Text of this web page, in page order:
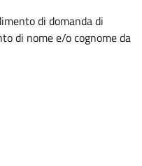
di domanda di
di nome e/o cognome da